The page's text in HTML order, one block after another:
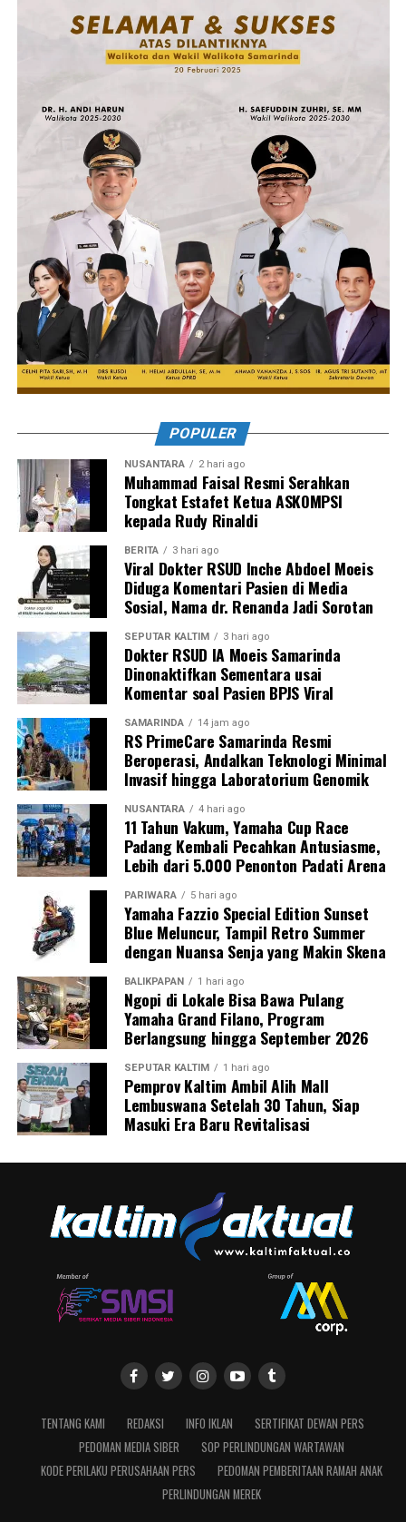
POPULER
NUSANTARA 2 hari ago
Muhammad Faisal Resmi Serahkan
Tongkat Estafet Ketua ASKOMPSI
kepada Rudy Rinaldi
BERITA 3 hari ago
Viral Dokter RSUD Inche Abdoel Moeis
Diduga Komentari Pasien di Media
Sosial, Nama dr. Renanda Jadi Sorotan
SEPUTAR KALTIM 3 hari ago
Dokter RSUD IA Moeis Samarinda
Dinonaktifkan Sementara usai
Komentar soal Pasien BPJS Viral
SAMARINDA 14 jam ago
RS PrimeCare Samarinda Resmi
Beroperasi, Andalkan Teknologi Minimal
Invasif hingga Laboratorium Genomik
NUSANTARA 4 hari ago
11 Tahun Vakum, Yamaha Cup Race
Padang Kembali Pecahkan Antusiasme,
Lebih dari 5.000 Penonton Padati Arena
PARIWARA 5 hari ago
Yamaha Fazzio Special Edition Sunset
Blue Meluncur, Tampil Retro Summer
dengan Nuansa Senja yang Makin Skena
BALIKPAPAN 1 hari ago
Ngopi di Lokale Bisa Bawa Pulang
Yamaha Grand Filano, Program
Berlangsung hingga September 2026
SEPUTAR KALTIM 1 hari ago
Pemprov Kaltim Ambil Alih Mall
Lembuswana Setelah 30 Tahun, Siap
Masuki Era Baru Revitalisasi
TENTANG KAMI REDAKSI INFO IKLAN
SERTIFIKAT DEWAN PERS
PEDOMAN MEDIA SIBER
SOP PERLINDUNGAN WARTAWAN
KODE PERILAKU PERUSAHAAN PERS
PEDOMAN PEMBERITAAN RAMAH ANAK
PERLINDUNGAN MEREK